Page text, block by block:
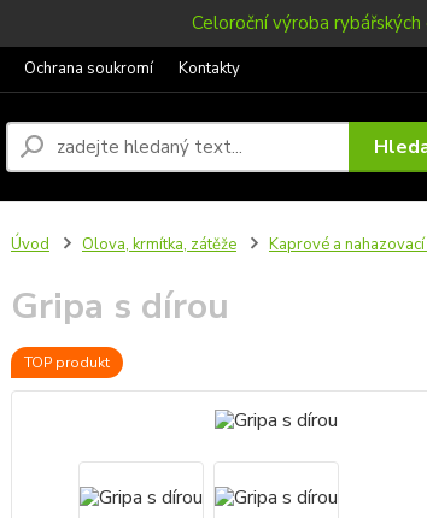
Celoroční výroba
Ochrana soukromí Kontakty
Úvod Olova, krmítka, zátěže Kaprové a
Gripa s dírou
TOP produkt